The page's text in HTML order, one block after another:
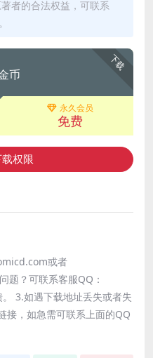
者的合法权益，可联系
下载
币
永久会员
免费
权限
或者
题？可联系客服QQ：
3.如遇下载地址丢失或者失
接，如急需可联系上面的QQ